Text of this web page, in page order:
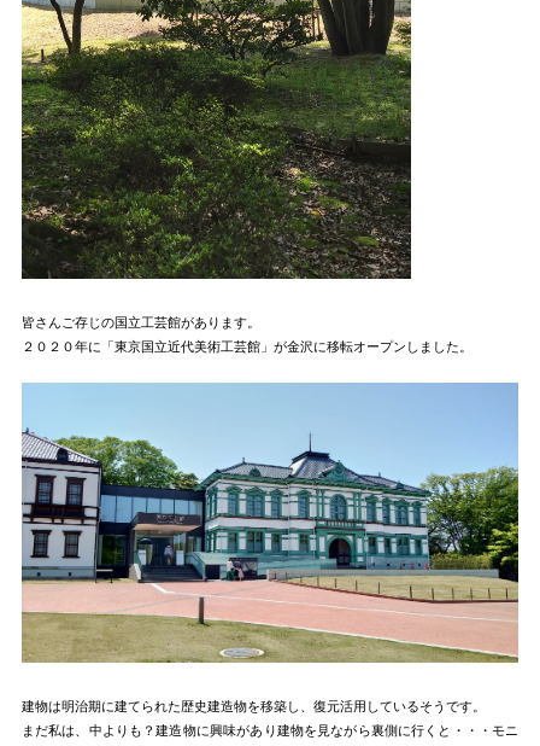
皆さんご存じの国立工芸館があります。
２０２０年に「東京国立近代美術工芸館」が金沢に移転オープンしました。
建物は明治期に建てられた歴史建造物を移築し、復元活用しているそうです。
まだ私は、中よりも？建造物に興味があり建物を見ながら裏側に行くと・・・モニ